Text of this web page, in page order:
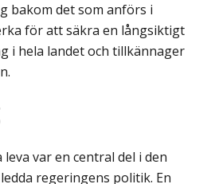
bakom det som anförs i
för att säkra en långsiktigt
i hela landet och tillkännager
var en central del i den
regeringens politik. En